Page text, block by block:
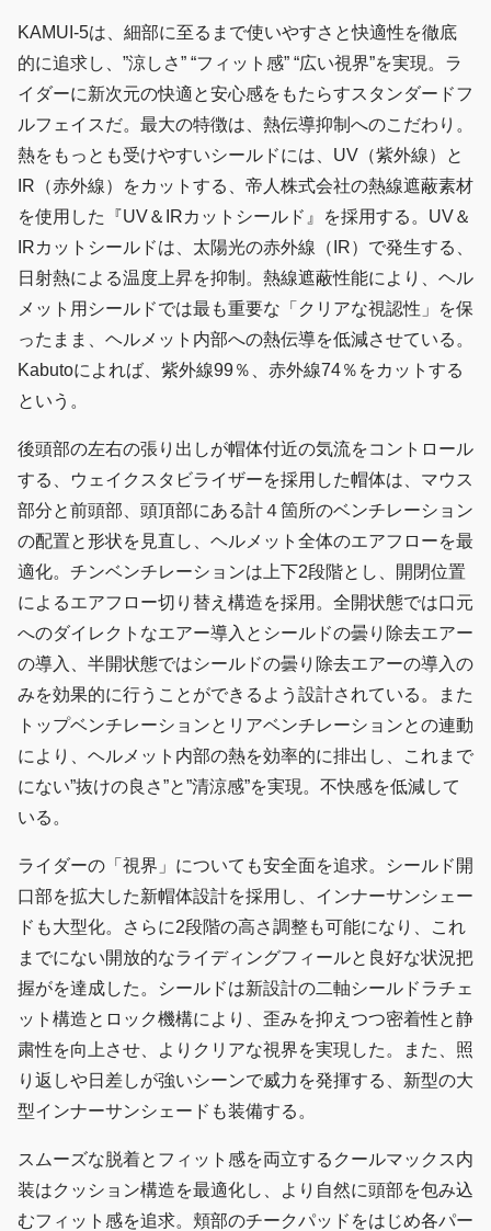
KAMUI-5は、細部に至るまで使いやすさと快適性を徹底
的に追求し、”涼しさ” “フィット感” “広い視界”を実現。ラ
イダーに新次元の快適と安心感をもたらすスタンダードフ
ルフェイスだ。最大の特徴は、熱伝導抑制へのこだわり。
熱をもっとも受けやすいシールドには、UV（紫外線）と
IR（赤外線）をカットする、帝人株式会社の熱線遮蔽素材
を使用した『UV＆IRカットシールド』を採用する。UV＆
IRカットシールドは、太陽光の赤外線（IR）で発生する、
日射熱による温度上昇を抑制。熱線遮蔽性能により、ヘル
メット用シールドでは最も重要な「クリアな視認性」を保
ったまま、ヘルメット内部への熱伝導を低減させている。
Kabutoによれば、紫外線99％、赤外線74％をカットする
という。
後頭部の左右の張り出しが帽体付近の気流をコントロール
する、ウェイクスタビライザーを採用した帽体は、マウス
部分と前頭部、頭頂部にある計４箇所のベンチレーション
の配置と形状を見直し、ヘルメット全体のエアフローを最
適化。チンベンチレーションは上下2段階とし、開閉位置
によるエアフロー切り替え構造を採用。全開状態では口元
へのダイレクトなエアー導入とシールドの曇り除去エアー
の導入、半開状態ではシールドの曇り除去エアーの導入の
みを効果的に行うことができるよう設計されている。また
トップベンチレーションとリアベンチレーションとの連動
により、ヘルメット内部の熱を効率的に排出し、これまで
にない”抜けの良さ”と”清涼感”を実現。不快感を低減して
いる。
ライダーの「視界」についても安全面を追求。シールド開
口部を拡大した新帽体設計を採用し、インナーサンシェー
ドも大型化。さらに2段階の高さ調整も可能になり、これ
までにない開放的なライディングフィールと良好な状況把
握がを達成した。シールドは新設計の二軸シールドラチェ
ット構造とロック機構により、歪みを抑えつつ密着性と静
粛性を向上させ、よりクリアな視界を実現した。また、照
り返しや日差しが強いシーンで威力を発揮する、新型の大
型インナーサンシェードも装備する。
スムーズな脱着とフィット感を両立するクールマックス内
装はクッション構造を最適化し、より自然に頭部を包み込
むフィット感を追求。頬部のチークパッドをはじめ各パー